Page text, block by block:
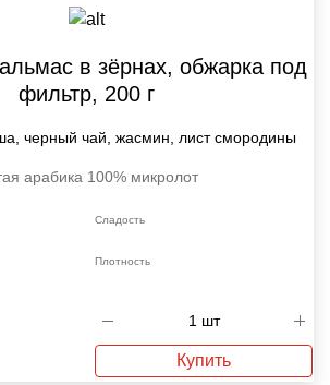
в зёрнах, обжарка под
фильтр, 200 г
черный чай, жасмин, лист смородины
арабика 100% микролот
Сладость
Плотность
Купить